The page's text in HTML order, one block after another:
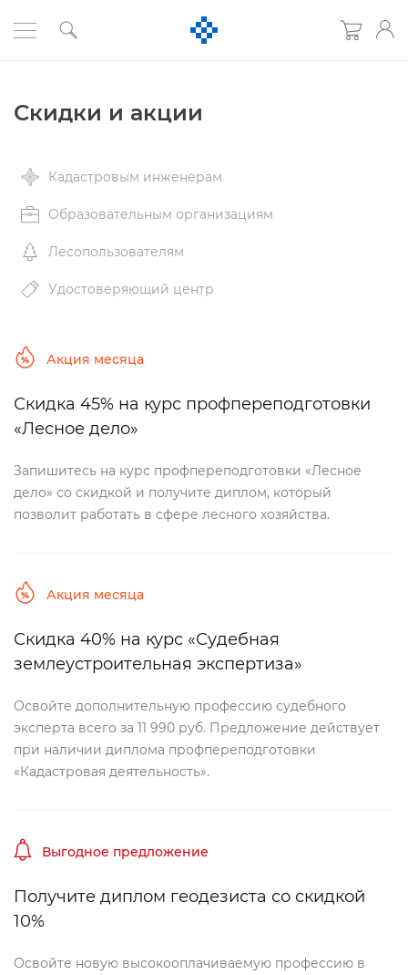
Скидки и акции
Кадастровым инженерам
Образовательным организациям
Лесопользователям
Удостоверяющий центр
Акция месяца
Скидка 45% на курс профпереподготовки
«Лесное дело»
Запишитесь на курс профпереподготовки «Лесное
дело» со скидкой и получите диплом, который
позволит работать в сфере лесного хозяйства.
Акция месяца
Скидка 40% на курс «Судебная
землеустроительная экспертиза»
Освойте дополнительную профессию судебного
эксперта всего за 11 990 руб. Предложение действует
при наличии диплома профпереподготовки
«Кадастровая деятельность».
ыгодное предложение
Получите диплом геодезиста со скидкой
10%
Освойте новую высокооплачиваемую профессию